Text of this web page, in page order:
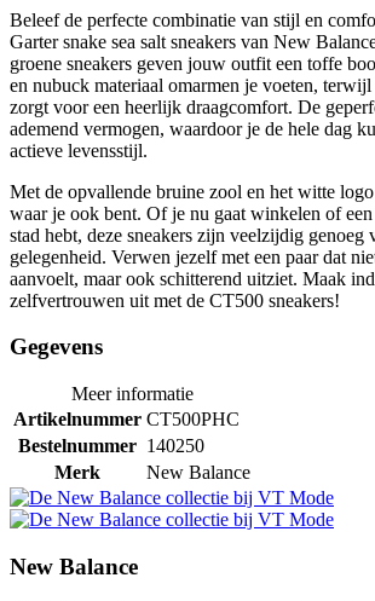
Beleef de perfecte combinatie van stijl en
Garter snake sea salt sneakers van New
groene sneakers geven jouw outfit een toffe
en nubuck materiaal omarmen je voeten,
zorgt voor een heerlijk draagcomfort. De
ademend vermogen, waardoor je de hele dag
actieve levensstijl.
Met de opvallende bruine zool en het witte logo
waar je ook bent. Of je nu gaat winkelen of
stad hebt, deze sneakers zijn veelzijdig genoeg
gelegenheid. Verwen jezelf met een paar dat
aanvoelt, maar ook schitterend uitziet. Maak
zelfvertrouwen uit met de CT500 sneakers!
Gegevens
Meer informatie
Artikelnummer CT500PHC
Bestelnummer 140250
Merk
New Balance
New Balance